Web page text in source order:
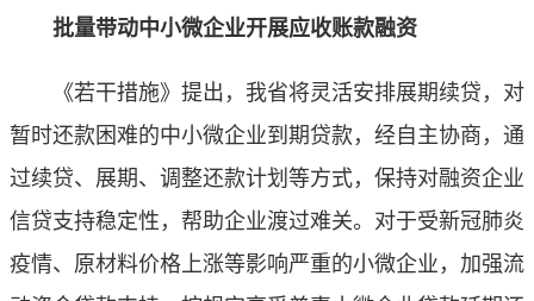
批量带动中小微企业开展应收账款融资
《若干措施》提出，我省将灵活安排展期续贷，对
暂时还款困难的中小微企业到期贷款，经自主协商，通
过续贷、展期、调整还款计划等方式，保持对融资企业
信贷支持稳定性，帮助企业渡过难关。对于受新冠肺炎
疫情、原材料价格上涨等影响严重的小微企业，加强流